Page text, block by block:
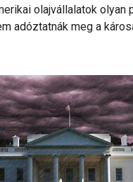
olajvállalatok olyan
adóztatnák meg a